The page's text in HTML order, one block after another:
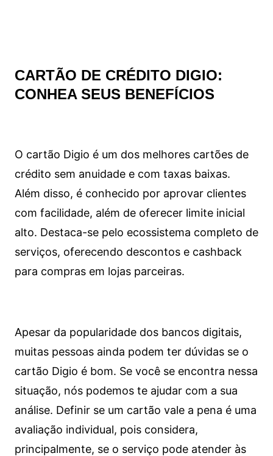
CARTÃO DE CRÉDITO DIGIO:
CONHEA SEUS BENEFÍCIOS
O cartão Digio é um dos melhores cartões de
crédito sem anuidade e com taxas baixas.
Além disso, é conhecido por aprovar clientes
com facilidade, além de oferecer limite inicial
alto. Destaca-se pelo ecossistema completo de
serviços, oferecendo descontos e cashback
para compras em lojas parceiras.
Apesar da popularidade dos bancos digitais,
muitas pessoas ainda podem ter dúvidas se o
cartão Digio é bom. Se você se encontra nessa
situação, nós podemos te ajudar com a sua
análise. Definir se um cartão vale a pena é uma
avaliação individual, pois considera,
principalmente, se o serviço pode atender às